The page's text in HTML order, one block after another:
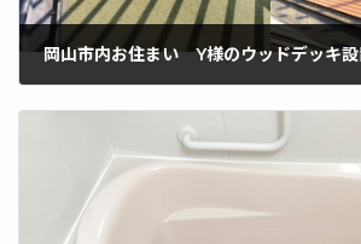
岡山市内お住まい Y様のウッドデッキ設